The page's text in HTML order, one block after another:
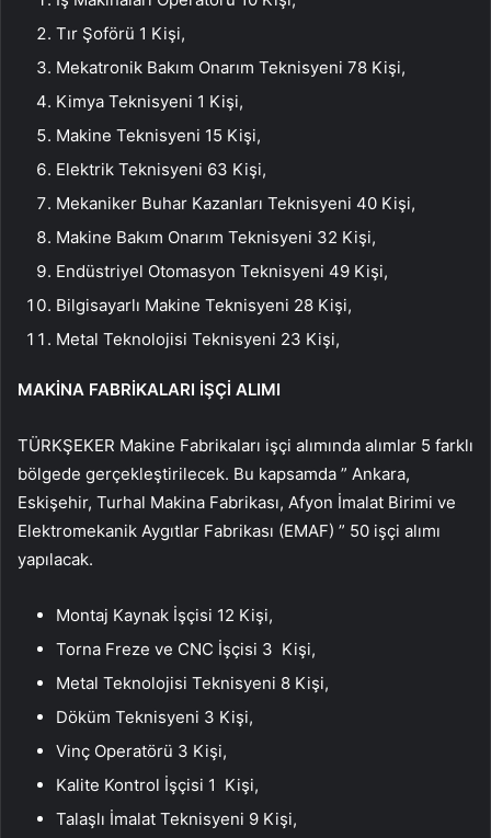
Tır Şoförü 1 Kişi,
Mekatronik Bakım Onarım Teknisyeni 78 Kişi,
Kimya Teknisyeni 1 Kişi,
Makine Teknisyeni 15 Kişi,
Elektrik Teknisyeni 63 Kişi,
Mekaniker Buhar Kazanları Teknisyeni 40 Kişi,
Makine Bakım Onarım Teknisyeni 32 Kişi,
Endüstriyel Otomasyon Teknisyeni 49 Kişi,
Bilgisayarlı Makine Teknisyeni 28 Kişi,
Metal Teknolojisi Teknisyeni 23 Kişi,
MAKİNA FABRİKALARI İŞÇİ ALIMI
TÜRKŞEKER Makine Fabrikaları işçi alımında alımlar 5 farklı
bölgede gerçekleştirilecek. Bu kapsamda ” Ankara,
Eskişehir, Turhal Makina Fabrikası, Afyon İmalat Birimi ve
Elektromekanik Aygıtlar Fabrikası (EMAF) ” 50 işçi alımı
yapılacak.
Montaj Kaynak İşçisi 12 Kişi,
Torna Freze ve CNC İşçisi 3 Kişi,
Metal Teknolojisi Teknisyeni 8 Kişi,
Döküm Teknisyeni 3 Kişi,
Vinç Operatörü 3 Kişi,
Kalite Kontrol İşçisi 1 Kişi,
Talaşlı İmalat Teknisyeni 9 Kişi,